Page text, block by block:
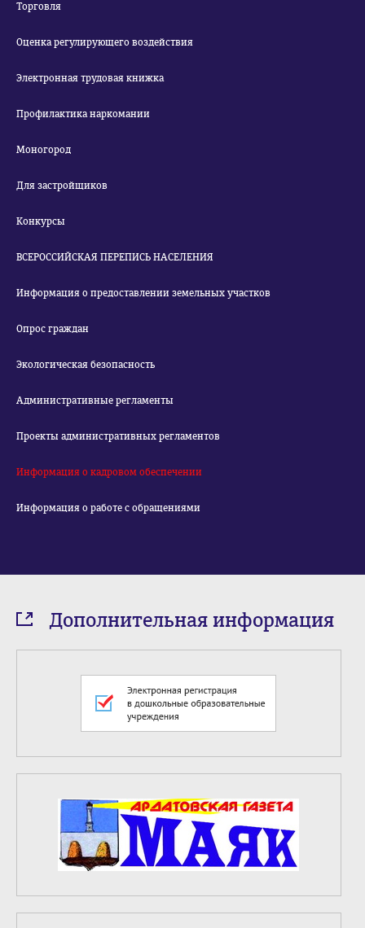
Торговля
Оценка регулирующего воздействия
Электронная трудовая книжка
Профилактика наркомании
Моногород
Для застройщиков
Конкурсы
ВСЕРОССИЙСКАЯ ПЕРЕПИСЬ НАСЕЛЕНИЯ
Информация о предоставлении земельных участков
Опрос граждан
Экологическая безопасность
Административные регламенты
Проекты административных регламентов
Информация о кадровом обеспечении
Информация о работе с обращениями
Дополнительная информация